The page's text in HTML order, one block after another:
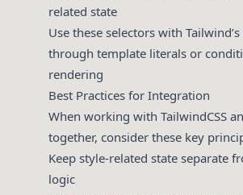
related state
Use these selectors with Tailwind’s
through template literals or
rendering
Best Practices for Integration
When working with TailwindCSS
together, consider these key
Keep style-related state separate
logic